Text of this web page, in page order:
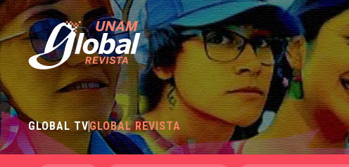
GLOBAL TVGLOBAL REVISTA